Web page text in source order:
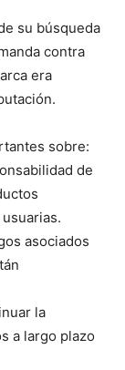
su búsqueda
contra
era
sobre:
de
asociados
la
a largo plazo